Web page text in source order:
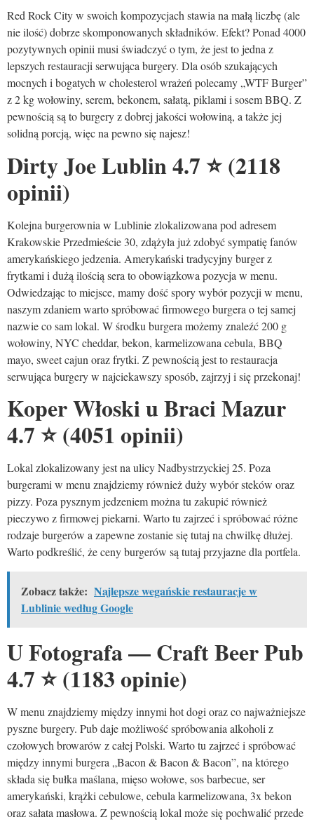
Red Rock City w swoich kompozycjach stawia na małą liczbę (ale
nie ilość) dobrze skomponowanych składników. Efekt? Ponad 4000
pozytywnych opinii musi świadczyć o tym, że jest to jedna z
lepszych restauracji serwująca burgery. Dla osób szukających
mocnych i bogatych w cholesterol wrażeń polecamy „WTF Burger”
z 2 kg wołowiny, serem, bekonem, sałatą, piklami i sosem BBQ. Z
pewnością są to burgery z dobrej jakości wołowiną, a także jej
solidną porcją, więc na pewno się najesz!
Dirty Joe Lublin 4.7⭐(2118
opinii)
Kolejna burgerownia w Lublinie zlokalizowana pod adresem
Krakowskie Przedmieście 30, zdążyła już zdobyć sympatię fanów
amerykańskiego jedzenia. Amerykański tradycyjny burger z
frytkami i dużą ilością sera to obowiązkowa pozycja w menu.
Odwiedzając to miejsce, mamy dość spory wybór pozycji w menu,
naszym zdaniem warto spróbować firmowego burgera o tej samej
nazwie co sam lokal. W środku burgera możemy znaleźć 200 g
wołowiny, NYC cheddar, bekon, karmelizowana cebula, BBQ
mayo, sweet cajun oraz frytki. Z pewnością jest to restauracja
serwująca burgery w najciekawszy sposób, zajrzyj i się przekonaj!
Koper Włoski u Braci Mazur
4.7⭐(4051 opinii)
Lokal zlokalizowany jest na ulicy Nadbystrzyckiej 25. Poza
burgerami w menu znajdziemy również duży wybór steków oraz
pizzy. Poza pysznym jedzeniem można tu zakupić również
pieczywo z firmowej piekarni. Warto tu zajrzeć i spróbować różne
rodzaje burgerów a zapewne zostanie się tutaj na chwilkę dłużej.
Warto podkreślić, że ceny burgerów są tutaj przyjazne dla portfela.
Zobacz także: Najlepsze wegańskie restauracje w
Lublinie według Google
U Fotografa — Craft Beer Pub
4.7⭐(1183 opinie)
W menu znajdziemy między innymi hot dogi oraz co najważniejsze
pyszne burgery. Pub daje możliwość spróbowania alkoholi z
czołowych browarów z całej Polski. Warto tu zajrzeć i spróbować
między innymi burgera „Bacon & Bacon & Bacon”, na którego
składa się bułka maślana, mięso wołowe, sos barbecue, ser
amerykański, krążki cebulowe, cebula karmelizowana, 3x bekon
oraz sałata masłowa. Z pewnością lokal może się pochwalić przede